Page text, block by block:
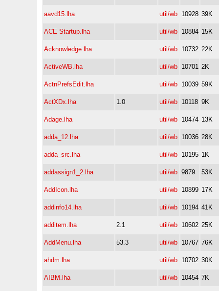
aavd15.lha util/wb 10928 39K
ACE-Startup.lha util/wb 10884 15K
Acknowledge.lha util/wb 10732 22K
ActiveWB.lha util/wb 10701 2K
ActnPrefsEdit.lha util/wb 10039 59K
ActXDx.lha 1.0 util/wb 10118 9K
Adage.lha util/wb 10474 13K
adda_12.lha util/wb 10036 28K
adda_src.lha util/wb 10195 1K
addassign1_2.lha util/wb 9879 53K
AddIcon.lha util/wb 10899 17K
addinfo14.lha util/wb 10194 41K
additem.lha 2.1 util/wb 10602 25K
AddMenu.lha 53.3 util/wb 10767 76K
ahdm.lha util/wb 10702 30K
AIBM.lha util/wb 10454 7K